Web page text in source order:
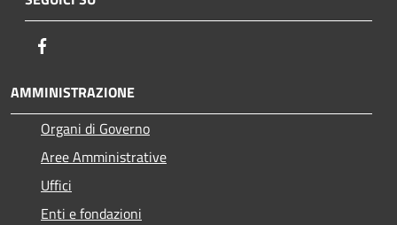
AMMINISTRAZIONE
Organi di Governo
Aree Amministrative
Uffici
Enti e fondazioni